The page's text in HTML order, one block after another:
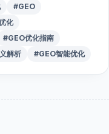
#GEO
化
#GEO优化指南
解析 #GEO智能优化